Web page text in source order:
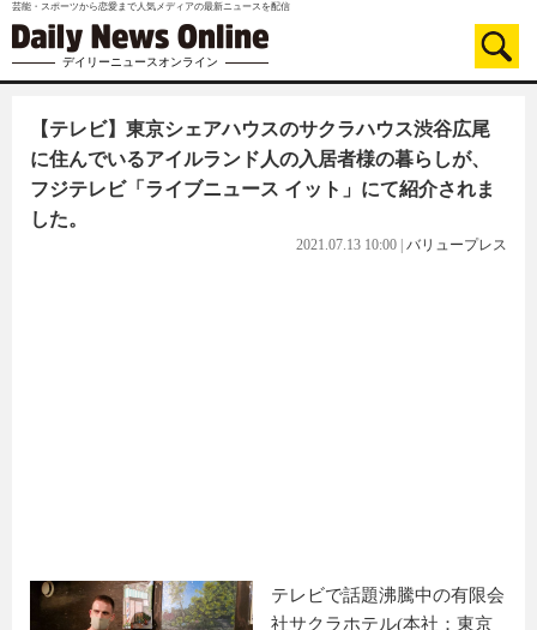
芸能・スポーツから恋愛まで人気メディアの最新ニュースを配信
デイリーニュースオンライン
【テレビ】東京シェアハウスのサクラハウス渋谷広尾
に住んでいるアイルランド人の入居者様の暮らしが、
フジテレビ「ライブニュース イット」にて紹介されま
した。
2021.07.13 10:00 バリュープレス
テレビで話題沸騰中の有限会
社サクラホテル(本社：東京